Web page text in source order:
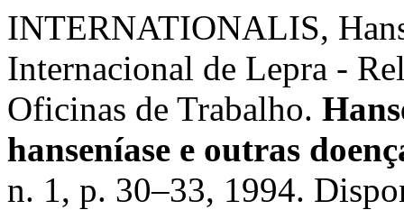
INTERNATIONALIS,
Internacional de Lepra -
Oficinas de Trabalho.
hanseníase e outras
n. 1, p. 30–33, 1994.